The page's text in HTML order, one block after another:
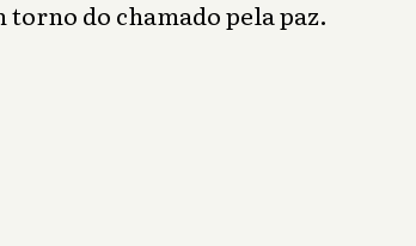
torno do chamado pela paz.